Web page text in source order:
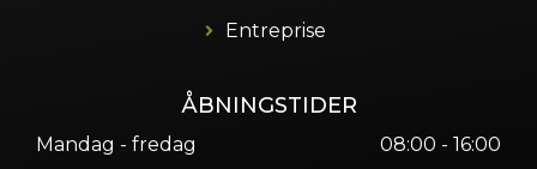
Entreprise
ÅBNINGSTIDER
Mandag - fredag 08:00 - 16:00